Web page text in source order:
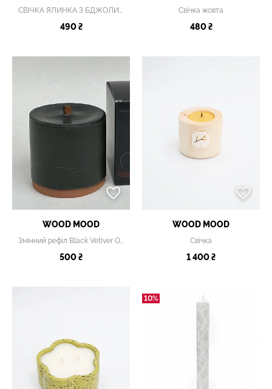
СВІЧКА ЯЛИНКА З БДЖОЛИНОГО ВОСКУ
490 ₴
Свічка жовта
480 ₴
WOOD MOOD
Змінний рефіл Black Vetiver Occultation
500 ₴
WOOD MOOD
Свічка
1 400 ₴
10%